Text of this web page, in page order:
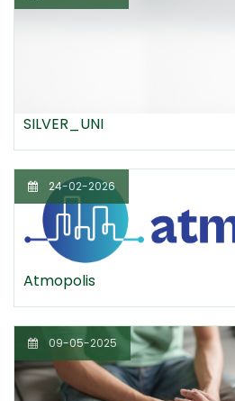
SILVER_UNI
24-02-2026
Atmopolis
09-05-2025